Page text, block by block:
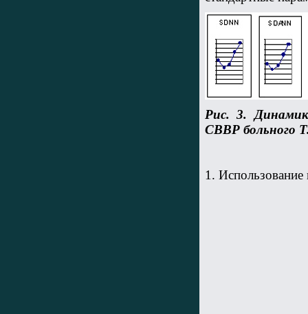
Рис. 3.
СВВР больного
1.